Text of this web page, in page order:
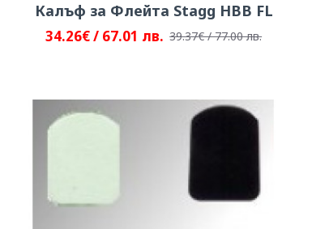
Калъф за Флейта Stagg HBB FL
34.26€ / 67.01 лв. 39.37€ / 77.00 лв.